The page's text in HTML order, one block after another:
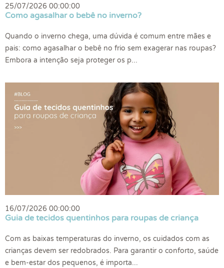
25/07/2026 00:00:00
Como agasalhar o bebê no inverno?
Quando o inverno chega, uma dúvida é comum entre mães e
pais: como agasalhar o bebê no frio sem exagerar nas roupas?
Embora a intenção seja proteger os p...
16/07/2026 00:00:00
Guia de tecidos quentinhos para roupas de criança
Com as baixas temperaturas do inverno, os cuidados com as
crianças devem ser redobrados. Para garantir o conforto, saúde
e bem-estar dos pequenos, é importa...